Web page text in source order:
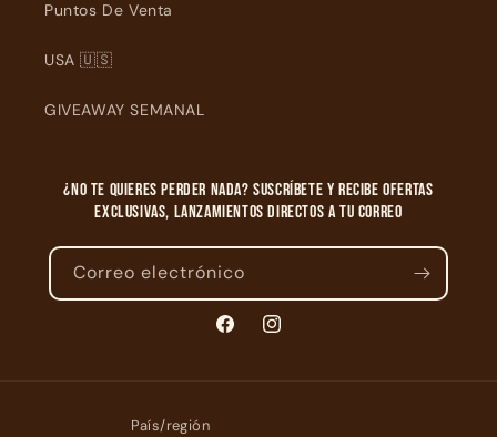
Puntos De Venta
USA 🇺🇸
GIVEAWAY SEMANAL
¿No te quieres perder nada? Suscríbete y recibe ofertas
exclusivas, lanzamientos directos a tu correo
Correo electrónico
FacebookInstagram
País/región